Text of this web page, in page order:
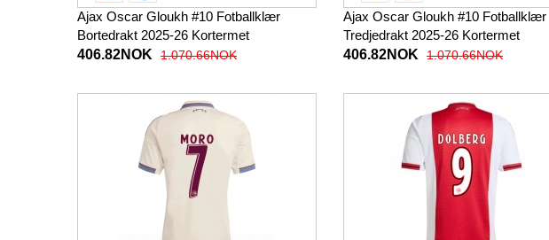
Ajax Oscar Gloukh #10 Fotballklær
Bortedrakt 2025-26 Kortermet
406.82NOK
1.070.66NOK
Ajax Oscar Gloukh #10 Fotballklær
Tredjedrakt 2025-26 Kortermet
406.82NOK
1.070.66NOK